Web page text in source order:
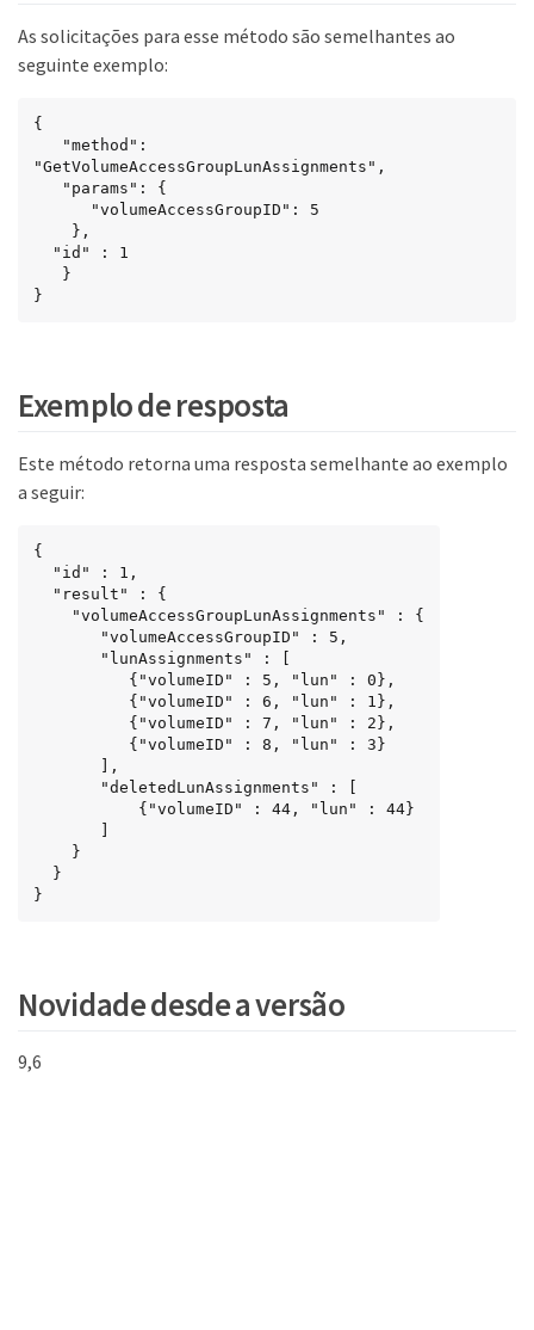
As solicitações para esse método são semelhantes ao
seguinte exemplo:
{
"GetVolumeAccessGroupLunAssignments",
}
Exemplo de resposta
Este método retorna uma resposta semelhante ao exemplo
a seguir:
{
}
Novidade desde a versão
9,6